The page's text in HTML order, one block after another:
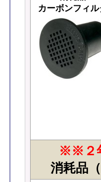
カーボンフィル
※※２
消耗品